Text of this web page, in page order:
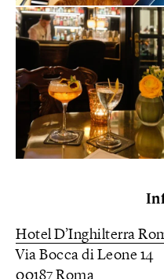
Hotel D’Inghilterra
Via Bocca di Leone 14